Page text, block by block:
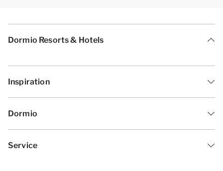
Dormio Resorts & Hotels
Inspiration
Dormio
Service